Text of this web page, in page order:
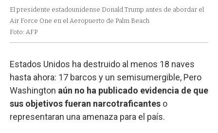
El presidente estadounidense Donald Trump antes de abordar el
Air Force One en el Aeropuerto de Palm Beach
Foto: AFP
Estados Unidos ha destruido al menos 18 naves
hasta ahora: 17 barcos y un semisumergible, Pero
Washington aún no ha publicado evidencia de que
sus objetivos fueran narcotraficantes o
representaran una amenaza para el país.